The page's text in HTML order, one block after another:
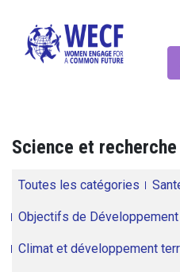
Science et recherche
Toutes les catégories
Objectifs de Développement
Climat et développement